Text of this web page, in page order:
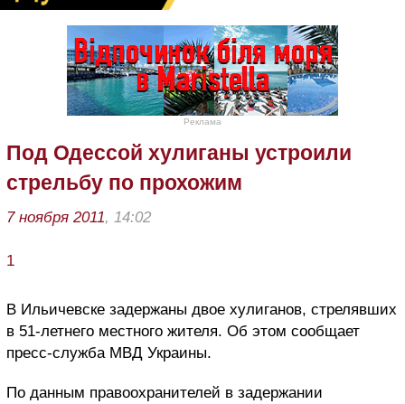
Реклама
Под Одессой хулиганы устроили
стрельбу по прохожим
7 ноября 2011, 14:02
1
В Ильичевске задержаны двое хулиганов, стрелявших
в 51-летнего местного жителя. Об этом сообщает
пресс-служба МВД Украины.
По данным правоохранителей в задержании